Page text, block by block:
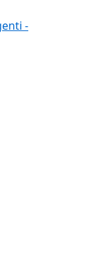
-